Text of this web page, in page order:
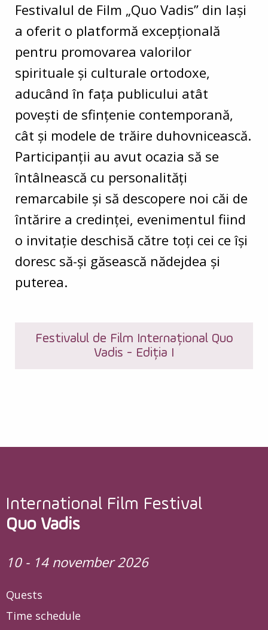
Festivalul de Film „Quo Vadis” din Iași
a oferit o platformă excepțională
pentru promovarea valorilor
spirituale și culturale ortodoxe,
aducând în fața publicului atât
povești de sfințenie contemporană,
cât și modele de trăire duhovnicească.
Participanții au avut ocazia să se
întâlnească cu personalități
remarcabile și să descopere noi căi de
întărire a credinței, evenimentul fiind
o invitație deschisă către toți cei ce își
doresc să-și găsească nădejdea și
puterea.
Festivalul de Film Internațional Quo
Vadis - Ediția I
International Film Festival
Quo Vadis
10 - 14 november 2026
Quests
Time schedule